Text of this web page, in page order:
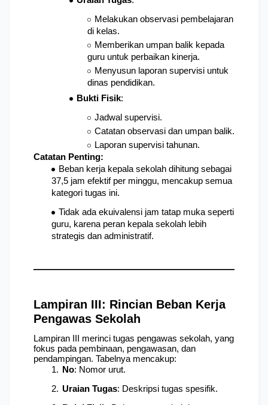
Melakukan observasi pembelajaran
di kelas.
Memberikan umpan balik kepada
guru untuk perbaikan kinerja.
Menyusun laporan supervisi untuk
dinas pendidikan.
Bukti Fisik:
Jadwal supervisi.
Catatan observasi dan umpan balik.
Laporan supervisi tahunan.
Catatan Penting:
Beban kerja kepala sekolah dihitung sebagai
37,5 jam efektif per minggu, mencakup semua
kategori tugas ini.
Tidak ada ekuivalensi jam tatap muka seperti
guru, karena peran kepala sekolah lebih
strategis dan administratif.
Lampiran III: Rincian Beban Kerja
Pengawas Sekolah
Lampiran III merinci tugas pengawas sekolah, yang
fokus pada pembinaan, pengawasan, dan
pendampingan. Tabelnya mencakup:
No: Nomor urut.
Uraian Tugas: Deskripsi tugas spesifik.